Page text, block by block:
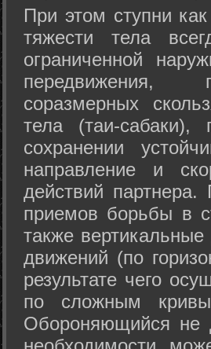
При этом ступни
тяжести тела
ограниченной
передвижения,
соразмерных
тела (таи-сабаки),
сохранении
направление и
действий партнера.
приемов борьбы в
также
движений (по
результате чего
по сложным
Обороняющийся не